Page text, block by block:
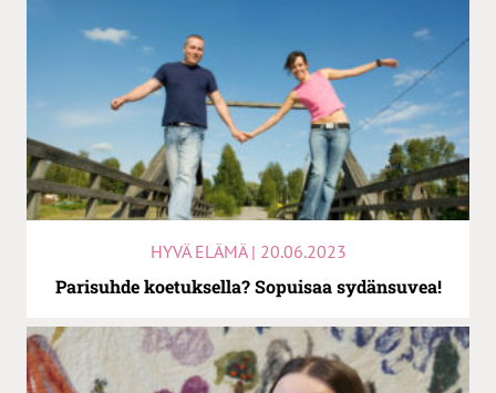
HYVÄ ELÄMÄ | 20.06.2023
Parisuhde koetuksella? Sopuisaa sydänsuvea!